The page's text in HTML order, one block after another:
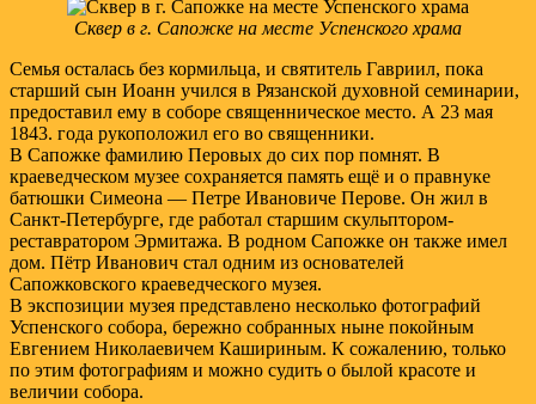
Сквер в г. Сапожке на месте Успенского храма
Семья осталась без кормильца, и святитель Гавриил, пока
старший сын Иоанн учился в Рязанской духовной семинарии,
предоставил ему в соборе священническое место. А 23 мая
1843. года рукоположил его во священники.
В Сапожке фамилию Перовых до сих пор помнят. В
краеведческом музее сохраняется память ещё и о правнуке
батюшки Симеона — Петре Ивановиче Перове. Он жил в
Санкт-Петербурге, где работал старшим скульптором-
реставратором Эрмитажа. В родном Сапожке он также имел
дом. Пётр Иванович стал одним из основателей
Сапожковского краеведческого музея.
В экспозиции музея представлено несколько фотографий
Успенского собора, бережно собранных ныне покойным
Евгением Николаевичем Кашириным. К сожалению, только
по этим фотографиям и можно судить о былой красоте и
величии собора.